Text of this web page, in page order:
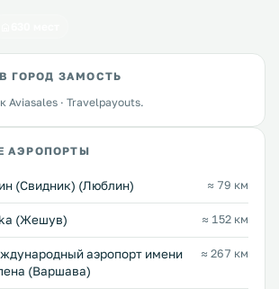
ГОРОД ЗАМОСТЬ
Aviasales · Travelpayouts.
АЭРОПОРТЫ
(Свидник) (Люблин) ≈ 79 км
(Жешув) ≈ 152 км
аэропорт имени
(Варшава)
≈ 267 км